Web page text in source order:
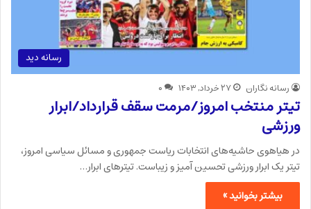
رسانه دید
رسانه نگاران ۲۷ خرداد, ۱۴۰۳ ۰
تیتر منتخب امروز/مرمت سقف قرارداد/ابرار
ورزشی
در هیاهوی حاشیه‌های انتخابات ریاست جمهوری و مسائل سیاسی امروز،
تیتر یک ابرار ورزشی تحسین آمیز و زیباست. تیترهای ابرار…
بیشتر بخوانید »